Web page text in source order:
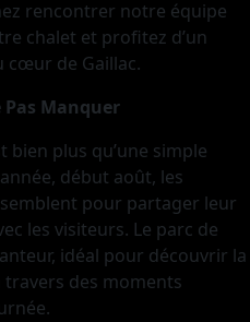
rencontrer notre équipe
chalet et profitez d’un
cœur de Gaillac.
Pas Manquer
bien plus qu’une simple
début août, les
pour partager leur
les visiteurs. Le parc de
idéal pour découvrir la
travers des moments